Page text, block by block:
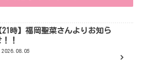
21時】福岡聖菜さんよりお知ら
！！
2026.08.05